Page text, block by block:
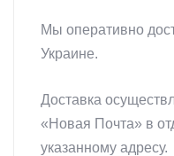
Мы оперативно
Украине.
Доставка
«Новая Почта» в
указанному адресу.